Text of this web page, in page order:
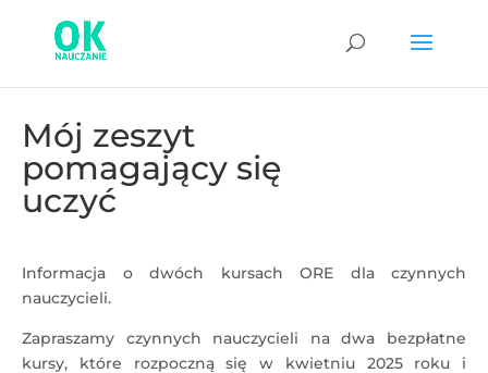
Mój zeszyt
pomagający się
uczyć
Informacja o dwóch kursach ORE dla czynnych
nauczycieli.
Zapraszamy czynnych nauczycieli na dwa bezpłatne
kursy, które rozpoczną się w kwietniu 2025 roku i